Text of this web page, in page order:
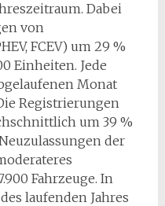
Dabei
von
FCEV) um 29 %
Einheiten. Jede
Monat
Registrierungen
um 39 %
der
Fahrzeuge. In
laufenden Jahres